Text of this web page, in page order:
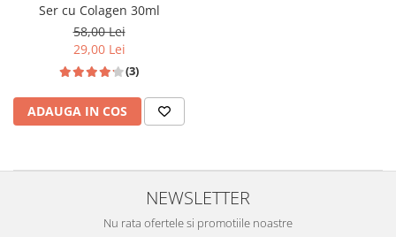
Ser cu Colagen 30ml
58,00 Lei
29,00 Lei
(3)
ADAUGA IN COS
NEWSLETTER
Nu rata ofertele si promotiile noastre